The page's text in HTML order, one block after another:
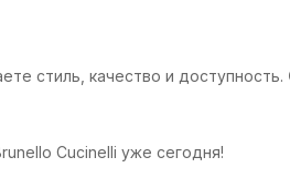
стиль, качество и доступность.
Cucinelli уже сегодня!